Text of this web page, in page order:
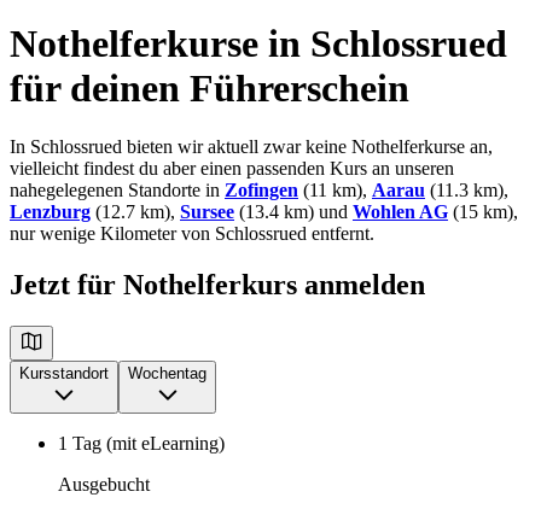
Nothelferkurse in Schlossrued
für deinen Führerschein
In Schlossrued bieten wir aktuell zwar keine Nothelferkurse an,
vielleicht findest du aber einen passenden Kurs an unseren
nahegelegenen Standorte in Zofingen (11 km), Aarau (11.3 km),
Lenzburg (12.7 km), Sursee (13.4 km) und Wohlen AG (15 km),
nur wenige Kilometer von Schlossrued entfernt.
Jetzt für Nothelferkurs anmelden
Kursstandort Wochentag
1 Tag (mit eLearning)
Ausgebucht